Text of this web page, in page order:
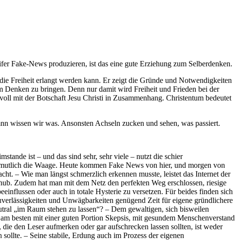
Fake-News produzieren, ist das eine gute Erziehung zum Selberdenken.
Freiheit erlangt werden kann. Er zeigt die Gründe und Notwendigkeiten
Denken zu bringen. Denn nur damit wird Freiheit und Frieden bei der
mit der Botschaft Jesu Christi in Zusammenhang. Christentum bedeutet
wissen wir was. Ansonsten Achseln zucken und sehen, was passiert.
ist – und das sind sehr, sehr viele – nutzt die schier
die Waage. Heute kommen Fake News von hier, und morgen von
– Wie man längst schmerzlich erkennen musste, leistet das Internet der
Zudem hat man mit dem Netz den perfekten Weg erschlossen, riesige
oder auch in totale Hysterie zu versetzen. Für beides finden sich
und Unwägbarkeiten genügend Zeit für eigene gründlichere
„im Raum stehen zu lassen“? – Dem gewaltigen, sich bisweilen
besten mit einer guten Portion Skepsis, mit gesundem Menschenverstand
den Leser aufmerken oder gar aufschrecken lassen sollten, ist weder
– Seine stabile, Erdung auch im Prozess der eigenen